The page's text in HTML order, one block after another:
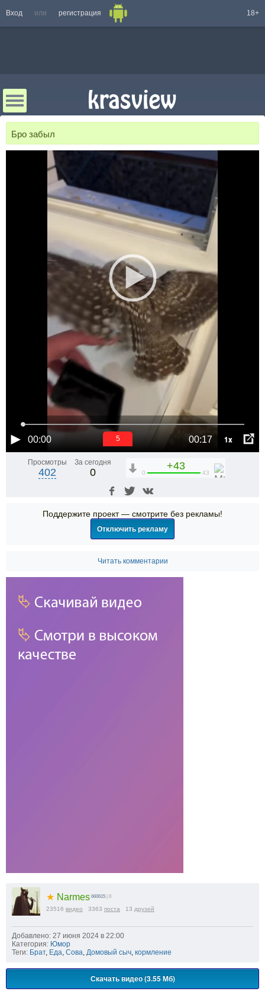
Вход или регистрация 18+
Бро забыл
00:00 00:17 1x
5
Просмотры
402
За сегодня
0
+43
0 43
Поддержите проект — смотрите без рекламы!
Отключить рекламу
Читать комментарии
★ Narmes 660615 | 0
23516 видео 3363 поста 13 друзей
Добавлено: 27 июня 2024 в 22:00
Категория: Юмор
Теги: Брат, Еда Сова Домовый сыч кормление
Скачать видео (3.55 Мб)